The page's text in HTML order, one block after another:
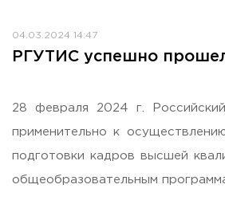
Жилищно-коммунальное
Визово-регистрационное
Партнерские проекты
Олимпиады
Политика доступа, авторских
04.03.2024 14:47
РГУТИС успешно
28 февраля 2024 г.
применительно к
подготовки кадров высшей
общеобразовательным